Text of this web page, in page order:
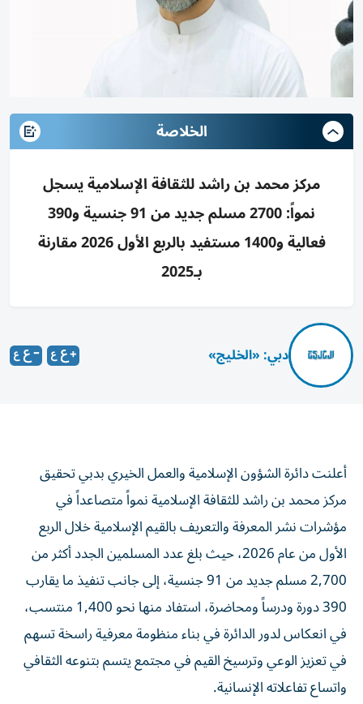
الخلاصة
مركز محمد بن راشد للثقافة الإسلامية يسجل
نمواً: 2700 مسلم جديد من 91 جنسية و390
فعالية و1400 مستفيد بالربع الأول 2026 مقارنة
بـ2025
دبي: «الخليج»
أعلنت دائرة الشؤون الإسلامية والعمل الخيري بدبي تحقيق
مركز محمد بن راشد للثقافة الإسلامية نمواً متصاعداً في
مؤشرات نشر المعرفة والتعريف بالقيم الإسلامية خلال الربع
الأول من عام 2026، حيث بلغ عدد المسلمين الجدد أكثر من
2,700 مسلم جديد من 91 جنسية، إلى جانب تنفيذ ما يقارب
390 دورة ودرساً ومحاضرة، استفاد منها نحو 1,400 منتسب،
في انعكاس لدور الدائرة في بناء منظومة معرفية راسخة تسهم
في تعزيز الوعي وترسيخ القيم في مجتمع يتسم بتنوعه الثقافي
واتساع تفاعلاته الإنسانية.